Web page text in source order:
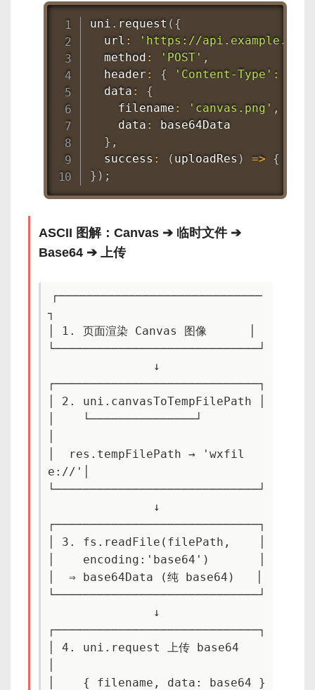
uni . request ( {
  url
:
'https://
  method
: 'POST' ,
  header
: { 'Content-Type' :
  data
:
{
    filename
: 'canvas.png' ,
    data
:
base64Data
} ,
success : ( uploadRes ) => {
} ) ;
ASCII 图解：Canvas ➔ 临时文件 ➔
Base64 ➔ 上传
┌─────────────────────────────
┐
│ 1. 页面渲染 Canvas 图像      │
└─────────────────────────────┘
┌─────────────────────────────┐
│ 2. uni.canvasToTempFilePath │
│    └───────────────┘
│  res.tempFilePath → 'wxfil
e://'│
└─────────────────────────────┘
┌─────────────────────────────┐
│ 3. fs.readFile(filePath,    │
│    encoding:'base64')       │
│  ⇒ base64Data (纯 base64)   │
└─────────────────────────────┘
┌─────────────────────────────┐
│ 4. uni.request 上传 base64
│    { filename, data: base64 }